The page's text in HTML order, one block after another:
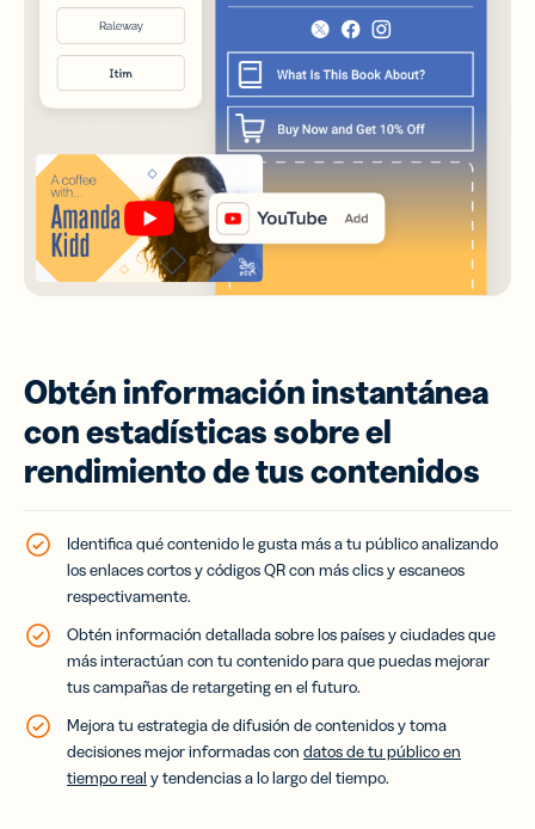
Obtén información instantánea
con estadísticas sobre el
rendimiento de tus contenidos
Identifica qué contenido le gusta más a tu público analizando
los enlaces cortos y códigos QR con más clics y escaneos
respectivamente.
Obtén información detallada sobre los países y ciudades que
más interactúan con tu contenido para que puedas mejorar
tus campañas de retargeting en el futuro.
Mejora tu estrategia de difusión de contenidos y toma
decisiones mejor informadas con datos de tu público en
tiempo real y tendencias a lo largo del tiempo.